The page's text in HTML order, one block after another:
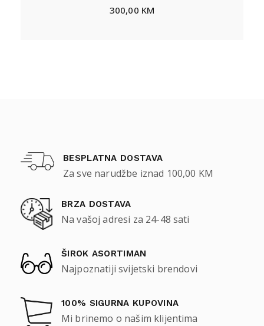
300,00 KM
BESPLATNA DOSTAVA
Za sve narudžbe iznad 100,00 KM
BRZA DOSTAVA
Na vašoj adresi za 24-48 sati
ŠIROK ASORTIMAN
Najpoznatiji svijetski brendovi
100% SIGURNA KUPOVINA
Mi brinemo o našim klijentima